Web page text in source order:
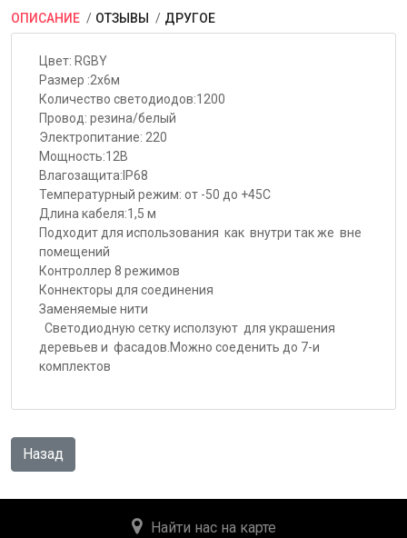
ОПИСАНИЕ ОТЗЫВЫ ДРУГОЕ
Цвет: RGBY
Размер :2х6м
Количество светодиодов:1200
Провод: резина/белый
Электропитание: 220
Мощность:12В
Влагозащита:IP68
Температурный режим: от -50 до +45С
Длина кабеля:1,5 м
Подходит для использования как внутри так же вне
помещений
Контроллер 8 режимов
Коннекторы для соединения
Заменяемые нити
Светодиодную сетку исползуют для украшения
деревьев и фасадов.Можно соеденить до 7-и
комплектов
Найти нас на карте